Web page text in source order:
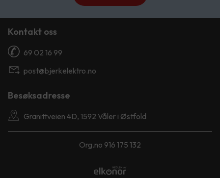
Kontakt oss
69 02 16 99
post@bjerkelektro.no
Besøksadresse
Granittveien 4D, 1592 Våler i Østfold
Org.no 916 175 132